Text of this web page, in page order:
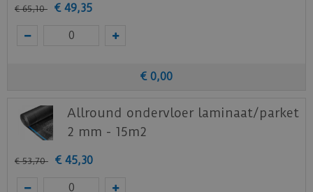
Downloadhier
Staal aanvragen
Benieuwd hoe deze nieuwe vloer eruit ziet bij je
nuhier
een staal op van deze vloer bij Douwes
Dekker.
€ 65,10 € 49,35
€ 0,00
Allround ondervloer laminaat/parket
2 mm - 15m2
€ 53,70 € 45,30